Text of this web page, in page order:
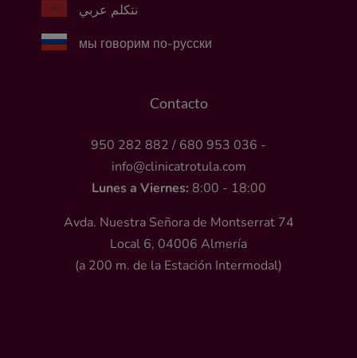
نتكلم عربي
мы говорим по-русски
Contacto
950 282 882 / 680 953 036 -
info@clinicatrotula.com
Lunes a Viernes: 8:00 - 18:00
Avda. Nuestra Señora de Montserrat 74
Local 6, 04006 Almería
(a 200 m. de la Estación Intermodal)